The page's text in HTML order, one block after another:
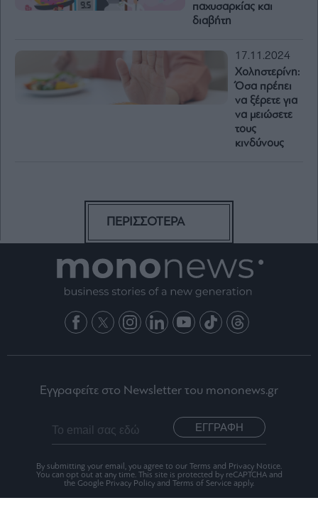
παχυσαρκίας και
διαβήτη
17.11.2024
Χοληστερίνη:
Όσα πρέπει
να ξέρετε για
να μειώσετε
τους
κινδύνους
ΠΕΡΙΣΣΟΤΕΡΑ
Εγγραφείτε στο Newsletter του mononews.gr
ΕΓΓΡΑΦΗ
By submitting your email, you agree to our Terms and Privacy Notice.
You can opt out at any time. This site is protected by reCAPTCHA and
the Google Privacy Policy and Terms of Service apply.